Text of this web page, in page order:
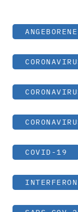
COVID-19
INTERFERON